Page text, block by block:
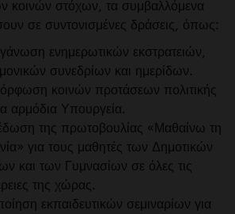
κοινών στόχων, τα συμβαλλόμενα
σε συντονισμένες δράσεις, όπως:
ενημερωτικών εκστρατειών,
συνεδρίων και ημερίδων.
κοινών προτάσεων πολιτικής
αρμόδια Υπουργεία.
της πρωτοβουλίας «Μαθαίνω τη
για τους μαθητές των Δημοτικών
και των Γυμνασίων σε όλες τις
της χώρας.
εκπαιδευτικών σεμιναρίων για